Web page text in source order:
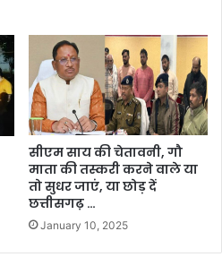
सीएम साय की चेतावनी, गौ
माता की तस्करी करने वाले या
तो सुधर जाएं, या छोड़ दें
छत्तीसगढ़ …
January 10, 2025